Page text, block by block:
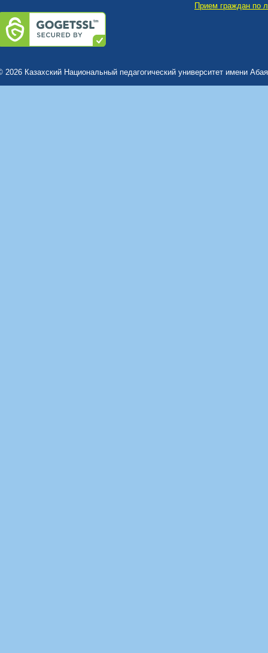
Прием граждан по
2026 Казахский Национальный педагогический университет имени Абая